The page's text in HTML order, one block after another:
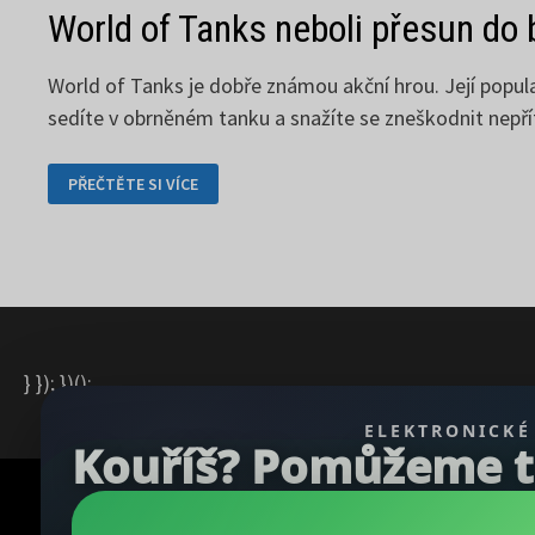
World of Tanks neboli přesun do
World of Tanks je dobře známou akční hrou. Její
sedíte v obrněném tanku a snažíte se zneškodnit
WORLD
OF
TANKS
PŘEČTĚTE SI VÍCE
Kouříš?
} }); })();
Copyright © 2026REGBU.COM.